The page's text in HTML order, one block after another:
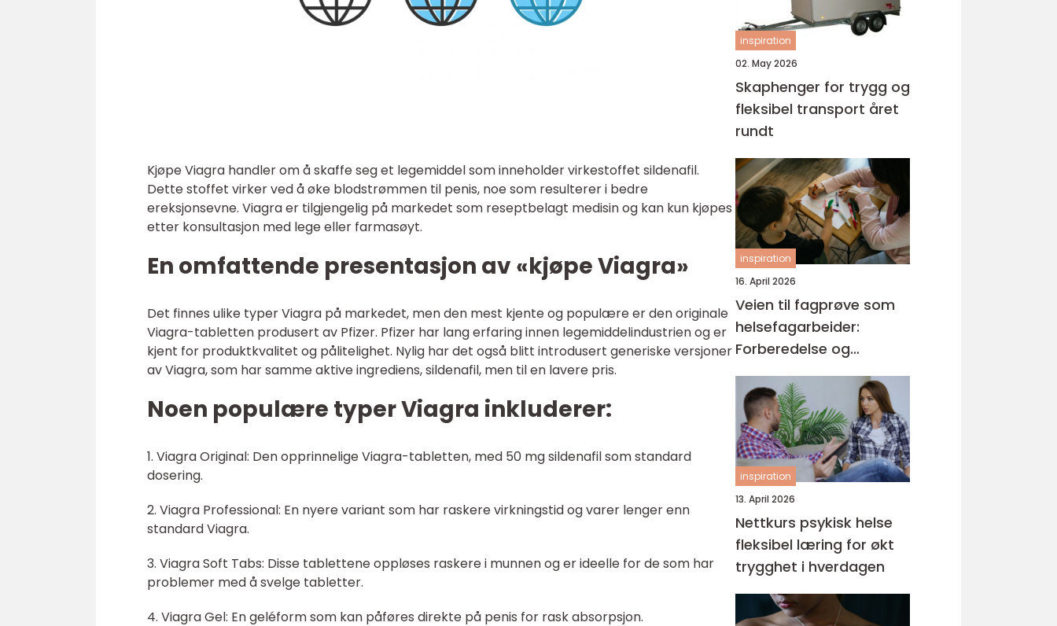
Kjøpe Viagra handler om å skaffe seg et legemiddel som inneholder virkestoffet sildenafil.
Dette stoffet virker ved å øke blodstrømmen til penis, noe som resulterer i bedre
ereksjonsevne. Viagra er tilgjengelig på markedet som reseptbelagt medisin og kan kun kjøpes
etter konsultasjon med lege eller farmasøyt.
En omfattende presentasjon av «kjøpe Viagra»
Det finnes ulike typer Viagra på markedet, men den mest kjente og populære er den originale
Viagra-tabletten produsert av Pfizer. Pfizer har lang erfaring innen legemiddelindustrien og er
kjent for produktkvalitet og pålitelighet. Nylig har det også blitt introdusert generiske versjoner
av Viagra, som har samme aktive ingrediens, sildenafil, men til en lavere pris.
Noen populære typer Viagra inkluderer:
1. Viagra Original: Den opprinnelige Viagra-tabletten, med 50 mg sildenafil som standard
dosering.
2. Viagra Professional: En nyere variant som har raskere virkningstid og varer lenger enn
standard Viagra.
3. Viagra Soft Tabs: Disse tablettene oppløses raskere i munnen og er ideelle for de som har
problemer med å svelge tabletter.
4. Viagra Gel: En geléform som kan påføres direkte på penis for rask absorpsjon.
inspiration
02. May 2026
Skaphenger for trygg og
fleksibel transport året
rundt
inspiration
16. April 2026
Veien til fagprøve som
helsefagarbeider:
Forberedelse og
kompetansemål
inspiration
13. April 2026
Nettkurs psykisk helse
fleksibel læring for økt
trygghet i hverdagen